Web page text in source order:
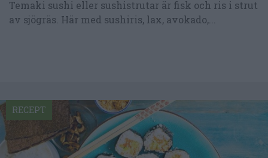
Temaki sushi eller sushistrutar är fisk och ris i strut
av sjögräs. Här med sushiris, lax, avokado,...
RECEPT